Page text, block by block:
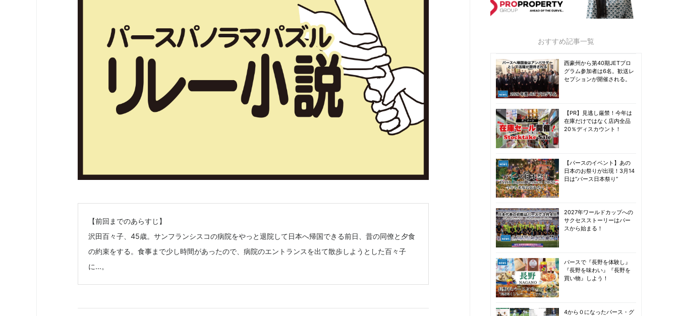
【前回までのあらすじ】
沢田百々子、45歳。サンフランシスコの病院をやっと退院して日本へ帰国できる前日、昔の同僚と夕食
の約束をする。食事まで少し時間があったので、病院のエントランスを出て散歩しようとした百々子
に…。
おすすめ記事一覧
西豪州から第40期JETプロ
グラム参加者は6名。歓送レ
セプションが開催される。
【PR】見逃し厳禁！今年は
在庫だけではなく店内全品
20％ディスカウント！
【パースのイベント】あの
日本のお祭りが出現！3月14
日は“パース日本祭り”
2027年ワールドカップへの
サクセスストーリーはパー
スから始まる！
パースで『長野を体験し』
『長野を味わい』『長野を
買い物』しよう！
4から０になったパース・グ